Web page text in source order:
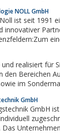
NOLL GmbH
ist seit 1991
innovativer
und realisiert für
den Bereichen
im
GmbH
GmbH
Das